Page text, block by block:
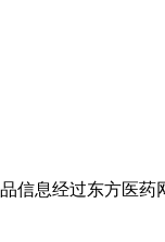
信息经过东方医